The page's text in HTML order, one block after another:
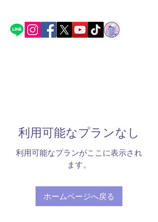
利用可能なプランなし
利用可能なプランがここに表示され
ます。
ホームページへ戻る